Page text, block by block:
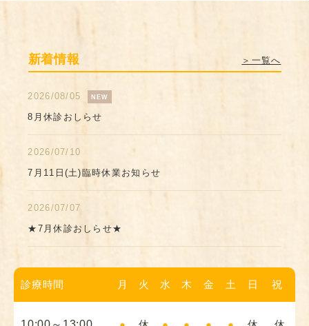
新着情報 ＞一覧へ
2026/08/05 NEW
8月休診おしらせ
2026/07/10
7月11日(土)臨時休業お知らせ
2026/07/07
★7月休診おしらせ★
診療時間 月 火 水 木 金 土 日 祝